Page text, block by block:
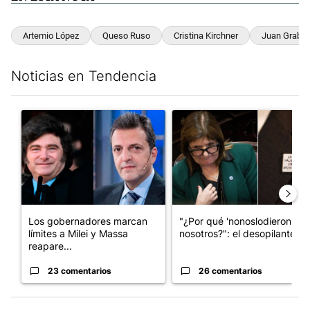
Artemio López Queso Ruso Cristina Kirchner Juan
Noticias en Tendencia
Un artículo de tendencia con el título "Los gobernadores
Los gobernadores marcan
límites a Milei y Massa
reapare...
23 comentarios
Un artículo de tendencia con
"¿Por qué 'nonoslodieron' a
nosotros?": el desopilante ...
26 comentarios